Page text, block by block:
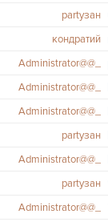
partyзан
кондратий
Administrator@@_
Administrator@@_
Administrator@@_
partyзан
Administrator@@_
partyзан
Administrator@@_